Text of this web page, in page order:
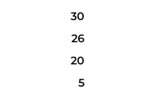
30
26
20
5